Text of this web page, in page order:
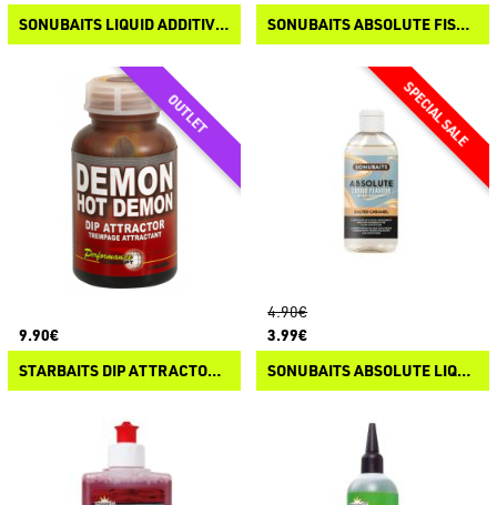
SONUBAITS LIQUID ADDITIVES
SONUBAITS ABSOLUTE FISH OIL
9.90€
STARBAITS DIP ATTRACTOR DEMON HOT DEMON
4.90€
3.99€
SONUBAITS ABSOLUTE LIQUID FLAVOUR